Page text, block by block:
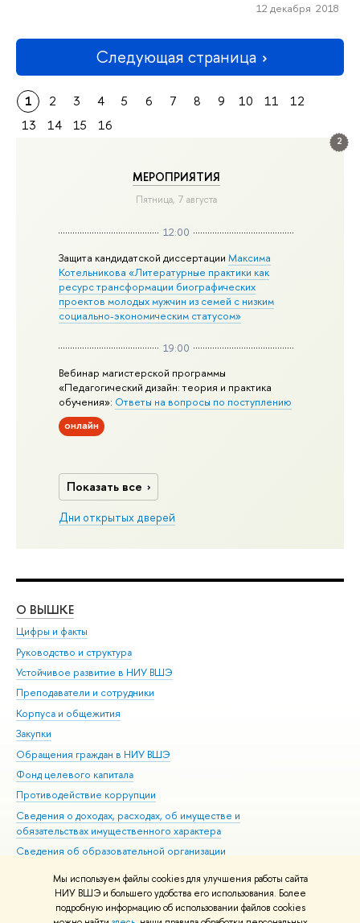
Мы используем файлы cookies для улучшения работы сайта
НИУ ВШЭ и большего удобства его использования. Более
подробную информацию об использовании файлов cookies
2
МЕРОПРИЯТИЯ
Пятница, 7 августа
12:00
Защита кандидатской диссертацииМаксима
Котельникова «Литературные практики как
ресурс трансформации биографических
проектов молодых мужчин из семей с низким
социально-экономическим статусом»
19:00
Вебинар магистерской программы
«Педагогический дизайн: теория и практика
обучения»: Ответы на вопросы по поступлению
онлайн
Показать все
Дни открытых дверей
12 декабря 2018
Следующая страница
1 2 3 4 5 6 7 8 9 10 11
12
13
14 15 16
О ВЫШКЕ
Цифры и факты
Руководство и структура
Устойчивое развитие в НИУ ВШЭ
Преподаватели и сотрудники
Корпуса и общежития
Закупки
Обращения граждан в НИУ ВШЭ
Фонд целевого капитала
Противодействие коррупции
Сведения о доходах, расходах, об имуществе и
обязательствах имущественного характера
Сведения об образовательной организации
Людям с ограниченными возможностями здоровья
Единая платежная страница
Работа в Вышке